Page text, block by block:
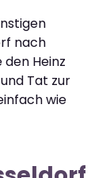
nach
Heinz
Tat zur
wie